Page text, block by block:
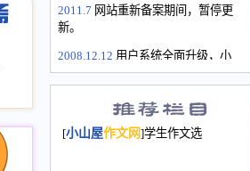
2011.7 网站重新备案期间，暂停更
新。
2008.12.12 用户系统全面升级，小
山屋主站、作文网、学生作文、家
长会、家园网－个人空间，用户一
次注册全部通行。
2008.12.12家园网正式运行，域
[小山屋作文网]学生作文选